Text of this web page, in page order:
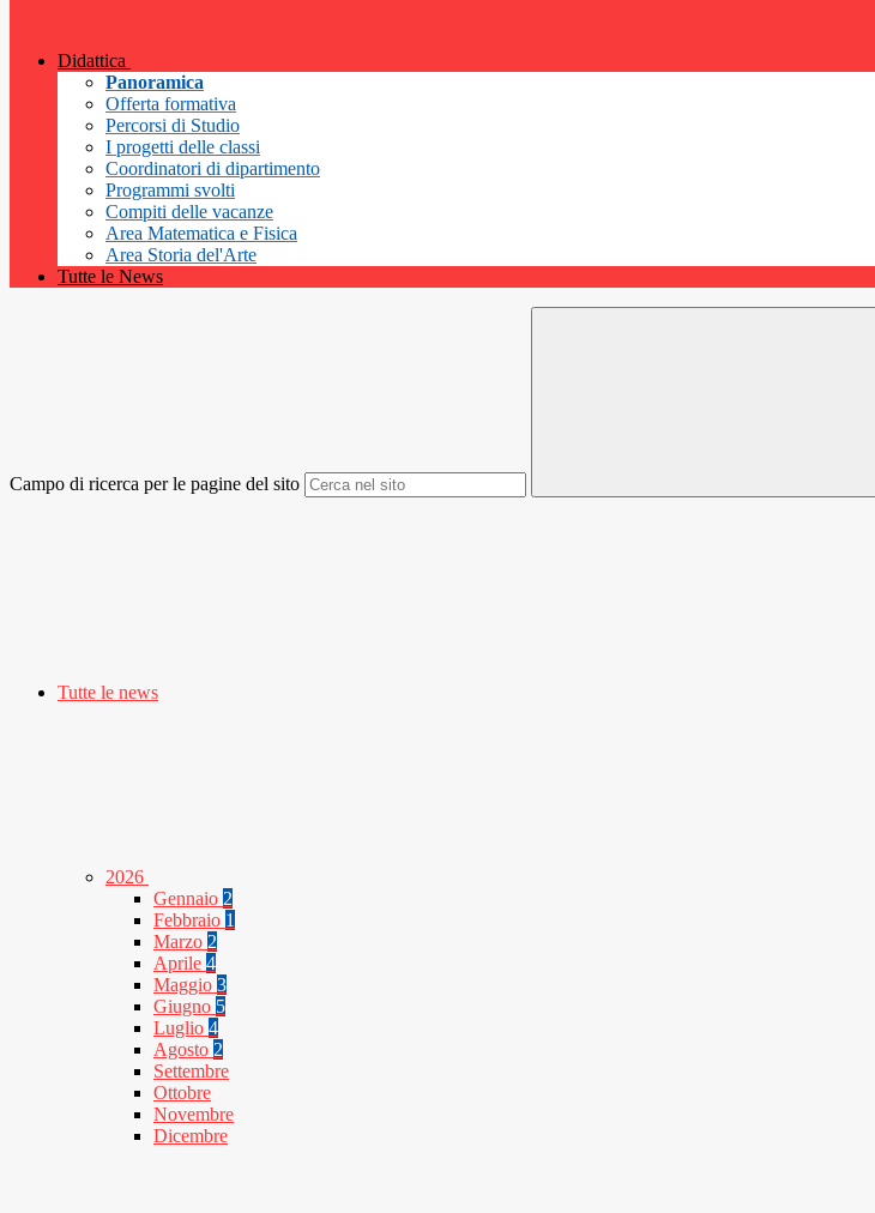
Didattica
Panoramica
Offerta formativa
Percorsi di Studio
I progetti delle classi
Coordinatori di dipartimento
Programmi svolti
Compiti delle vacanze
Area Matematica e Fisica
Area Storia del'Arte
Tutte le News
Campo di ricerca per le pagine del sito
Tutte le news
2026
Gennaio 2
Febbraio 1
Marzo 2
Aprile 4
Maggio 3
Giugno 5
Luglio 4
Agosto 2
Settembre
Ottobre
Novembre
Dicembre